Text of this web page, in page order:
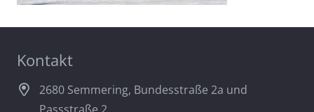
Kontakt
2680 Semmering, Bundesstraße 2a und